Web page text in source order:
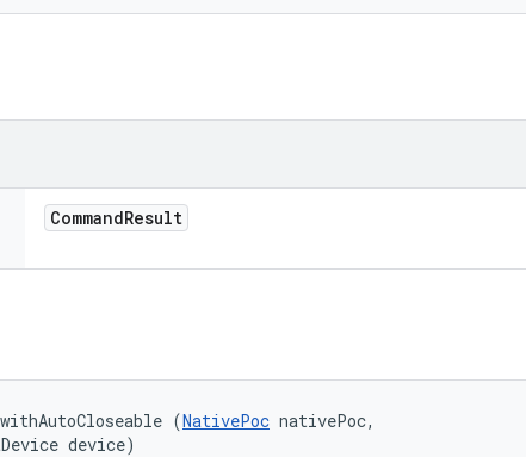
CommandResult
(NativePoc nativePoc,
device)